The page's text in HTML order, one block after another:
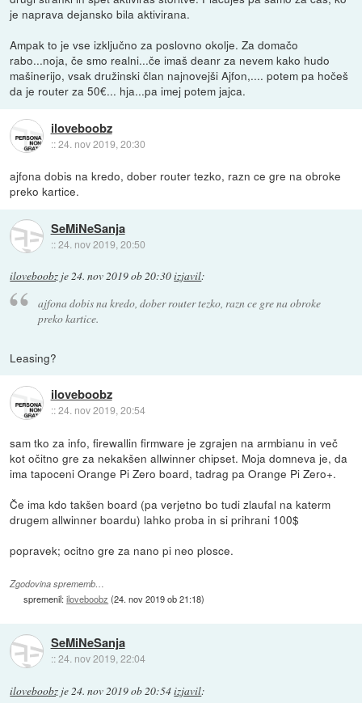
je naprava dejansko bila aktivirana.
Ampak to je vse izključno za poslovno okolje. Za domačo
rabo...noja, če smo realni...če imaš deanr za nevem kako hudo
mašinerijo, vsak družinski član najnovejši Ajfon,.... potem pa hočeš
da je router za 50€... hja...pa imej potem jajca.
iloveboobz
::24. nov 2019, 20:30
ajfona dobis na kredo, dober router tezko, razn ce gre na obroke
preko kartice.
SeMiNeSanja
::24. nov 2019, 20:50
iloveboobz je24. nov 2019 ob 20:30izjavil:
ajfona dobis na kredo, dober router tezko, razn ce gre na obroke
preko kartice.
Leasing?
iloveboobz
::24. nov 2019, 20:54
sam tko za info, firewallin firmware je zgrajen na armbianu in več
kot očitno gre za nekakšen allwinner chipset. Moja domneva je, da
ima tapoceni Orange Pi Zero board, tadrag pa Orange Pi Zero+.
Če ima kdo takšen board (pa verjetno bo tudi zlaufal na katerm
drugem allwinner boardu) lahko proba in si prihrani 100$
popravek; ocitno gre za nano pi neo plosce.
Zgodovina sprememb…
spremenil:iloveboobz (24. nov 2019 ob 21:18)
SeMiNeSanja
::24. nov 2019, 22:04
iloveboobz je24. nov 2019 ob 20:54izjavil: